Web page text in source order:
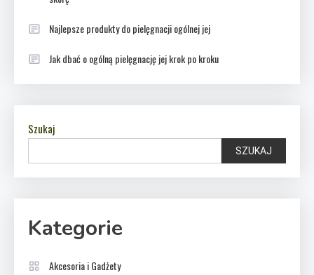
Najlepsze produkty do pielęgnacji ogólnej jej
Jak dbać o ogólną pielęgnację jej krok po kroku
Szukaj
SZUKAJ
Kategorie
Akcesoria i Gadżety